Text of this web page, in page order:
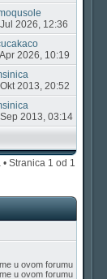
2026, 12:36
2026, 10:19
2013, 20:52
2013, 03:14
• Stranica 1 od 1
u ovom forumu
u ovom forumu